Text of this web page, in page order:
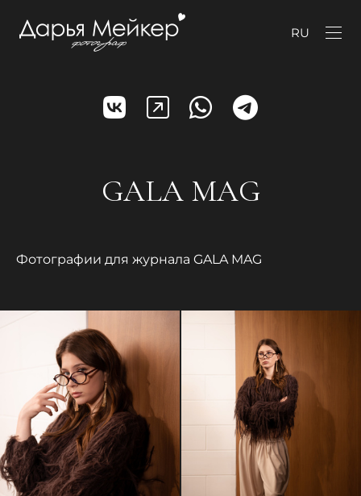
RU
GALA MAG
Фотографии для журнала GALA MAG